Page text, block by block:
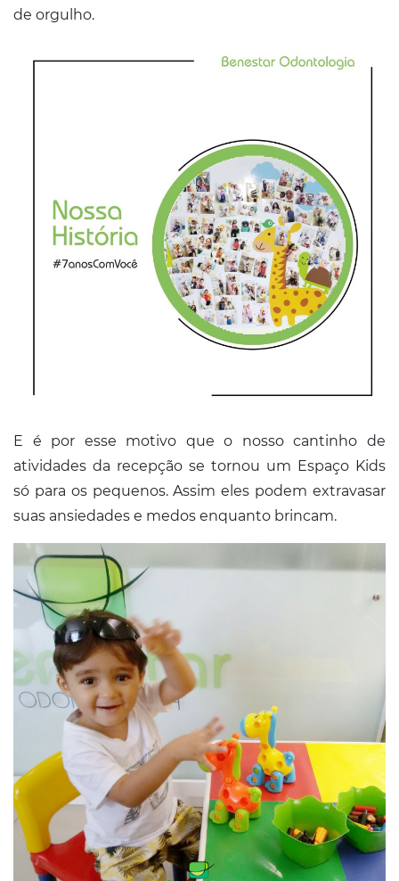
de orgulho.
E é por esse motivo que o nosso cantinho de
atividades da recepção se tornou um Espaço Kids
só para os pequenos. Assim eles podem extravasar
suas ansiedades e medos enquanto brincam.